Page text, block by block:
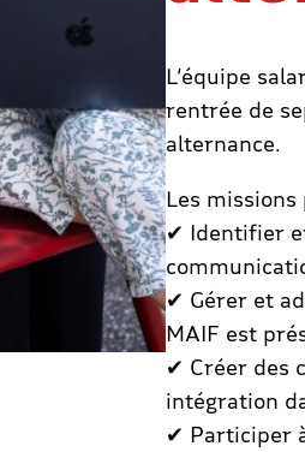
L’équipe
rentrée de
alternance.
Les
✔ Identifier
✔ Gérer et
MAIF est
✔ Créer des
intégration
✔ Participer